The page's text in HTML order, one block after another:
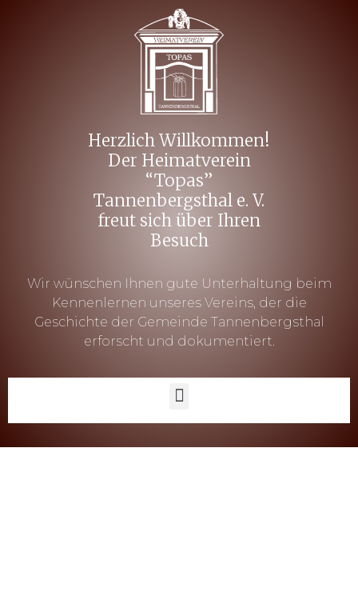
Herzlich Willkommen!
Der Heimatverein
“Topas”
Tannenbergsthal e. V.
freut sich über Ihren
Besuch
Wir wünschen Ihnen gute Unterhaltung beim
Kennenlernen unseres Vereins, der die
Geschichte der Gemeinde Tannenbergsthal
erforscht und dokumentiert.